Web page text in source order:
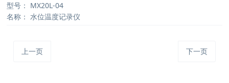
型号： MX20L-04
名称： 水位温度记录仪
上一页 下一页